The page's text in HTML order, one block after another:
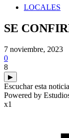
LOCALES
SE
7 noviembre, 2023
0
8
▶
Escuchar esta noticia
Powered by
x1